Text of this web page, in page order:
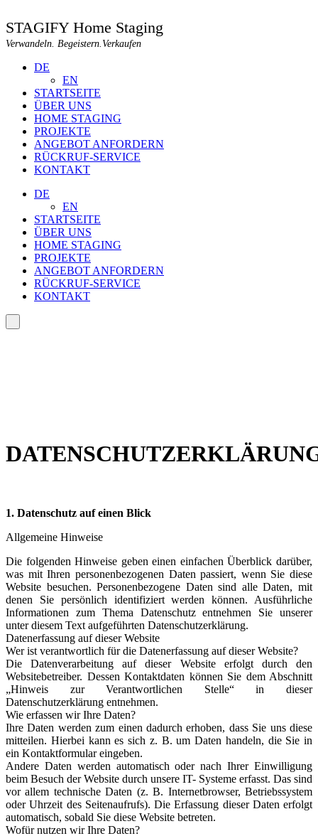
STAGIFY Home Staging
Verwandeln. Begeistern.Verkaufen
DE
EN
STARTSEITE
ÜBER UNS
HOME STAGING
PROJEKTE
ANGEBOT ANFORDERN
RÜCKRUF-SERVICE
KONTAKT
DE
EN
STARTSEITE
ÜBER UNS
HOME STAGING
PROJEKTE
ANGEBOT ANFORDERN
RÜCKRUF-SERVICE
KONTAKT
1. Datenschutz auf einen Blick
Allgemeine Hinweise
Die folgenden Hinweise geben einen einfachen Überblick darüber,
was mit Ihren personenbezogenen Daten passiert, wenn Sie diese
Website besuchen. Personenbezogene Daten sind alle Daten, mit
denen Sie persönlich identifiziert werden können. Ausführliche
Informationen zum Thema Datenschutz entnehmen Sie unserer
unter diesem Text aufgeführten Datenschutzerklärung.
Datenerfassung auf dieser Website
Wer ist verantwortlich für die Datenerfassung auf dieser Website?
Die Datenverarbeitung auf dieser Website erfolgt durch den
Websitebetreiber. Dessen Kontaktdaten können Sie dem Abschnitt
„Hinweis zur Verantwortlichen Stelle“ in dieser
Datenschutzerklärung entnehmen.
Wie erfassen wir Ihre Daten?
Ihre Daten werden zum einen dadurch erhoben, dass Sie uns diese
mitteilen. Hierbei kann es sich z. B. um Daten handeln, die Sie in
ein Kontaktformular eingeben.
Andere Daten werden automatisch oder nach Ihrer Einwilligung
beim Besuch der Website durch unsere IT- Systeme erfasst. Das sind
vor allem technische Daten (z. B. Internetbrowser, Betriebssystem
oder Uhrzeit des Seitenaufrufs). Die Erfassung dieser Daten erfolgt
automatisch, sobald Sie diese Website betreten.
Wofür nutzen wir Ihre Daten?